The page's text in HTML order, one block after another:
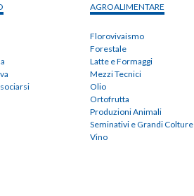
AGROALIMENTARE
Florovivaismo
Forestale
Latte e Formaggi
Mezzi Tecnici
Olio
Ortofrutta
Produzioni Animali
Seminativi e Grandi Colture
Vino